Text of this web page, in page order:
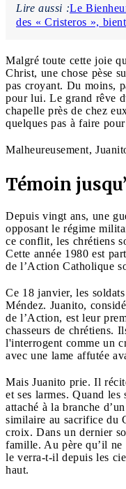
Lire aussi :Le
des « Cristeros »,
Malgré toute cette joie
Christ, une chose pèse
pas croyant. Du moins,
pour lui. Le grand rêve
chapelle près de chez
quelques pas à faire
Malheureusement,
Témoin
Depuis vingt ans, une
opposant le régime
ce conflit, les chrétiens
Cette année 1980 est
de l’Action Catholique
Ce 18 janvier, les
Méndez. Juanito,
de l’Action, est leur
chasseurs de chrétiens.
l'interrogent comme un
avec une lame affutée
Mais Juanito prie. Il
et ses larmes. Quand les
attaché à la branche
similaire au sacrifice du
croix. Dans un dernier
famille. Au père qu’il ne
le verra-t-il depuis les
haut.